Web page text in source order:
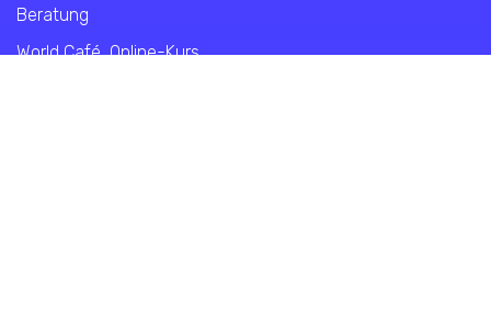
Beratung
World Café Online-Kurs